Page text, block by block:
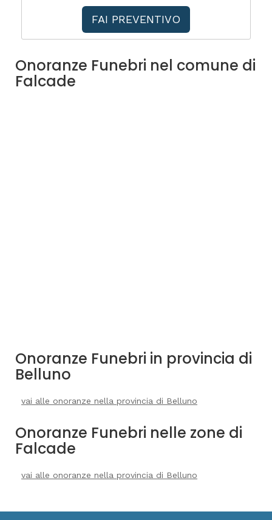
FAI PREVENTIVO
Onoranze Funebri nel comune di
Falcade
Onoranze Funebri in provincia di
Belluno
vai alle onoranze nella provincia di Belluno
Onoranze Funebri nelle zone di
Falcade
vai alle onoranze nella provincia di Belluno